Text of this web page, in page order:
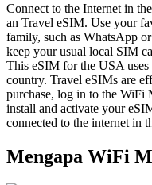
Connect to the Internet in
an Travel eSIM. Use your
family, such as WhatsApp
keep your usual local SIM
This eSIM for the USA
country. Travel eSIMs are
purchase, log in to the WiFi
install and activate your
connected to the internet in
Mengapa WiFi